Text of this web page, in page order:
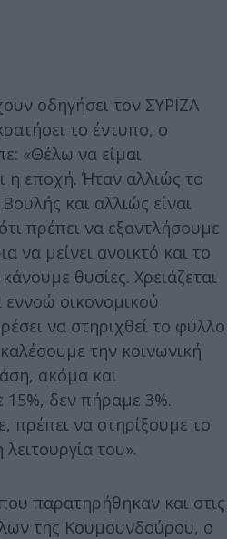
οδηγήσει τον ΣΥΡΙΖΑ
το έντυπο, ο
«Θέλω να είμαι
η εποχή. Ήταν αλλιώς το
και αλλιώς είναι
πρέπει να εξαντλήσουμε
να μείνει ανοικτό και το
θυσίες. Χρειάζεται
εννοώ οικονομικού
να στηριχθεί το φύλλο
την κοινωνική
ακόμα και
δεν πήραμε 3%.
πρέπει να στηρίξουμε το
του».
παρατηρήθηκαν και στις
της Κουμουνδούρου, ο